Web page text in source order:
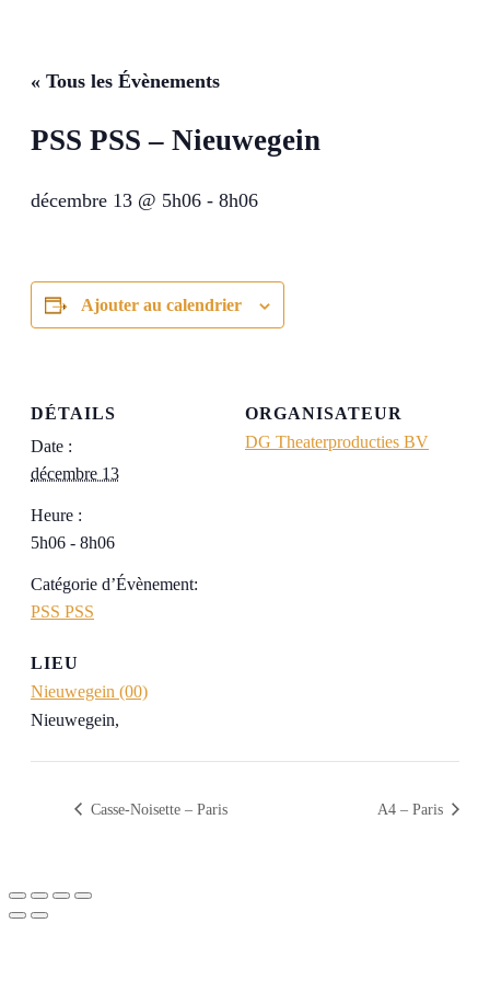
« Tous les Évènements
PSS PSS – Nieuwegein
décembre 13 @ 5h06 - 8h06
Ajouter au calendrier
DÉTAILS
Date :
décembre 13
Heure :
5h06 - 8h06
Catégorie d’Évènement:
PSS PSS
LIEU
Nieuwegein (00)
Nieuwegein,
ORGANISATEUR
DG Theaterproducties BV
Casse-Noisette – Paris A4 – Paris